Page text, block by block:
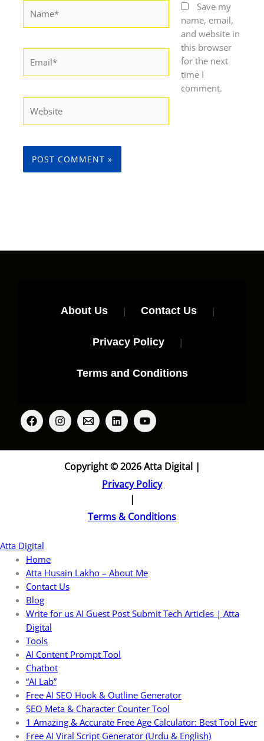
Save my
name, email,
and website in
this browser
for the next
time I
comment.
About Us | Contact Us |
Privacy Policy |
Terms and Conditions
Copyright © 2026 Atta Digital |
Privacy Policy
|
Terms & Conditions
Atta Digital
Home
Atta Husain Lakho – About Me
Contact Us
Blog
Write for us AI Guest Post Submit Tech Articles | Atta
Digital
Tools
AI Content Prompt Tool
Chatbot
“AI Lab”
Free AI SEO Hook & Outline Generator
SEO Meta & Character Counter Tool
1 Amazing & Accurate Free Age Calculator: Best Tool Ever
Free AI Viral Script Generator (Urdu & English)